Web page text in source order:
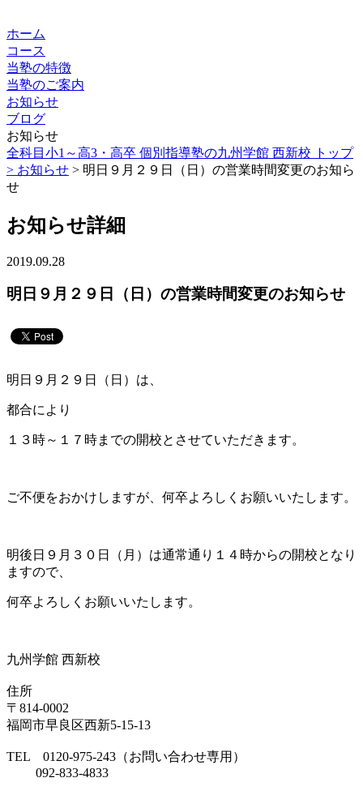
ホーム
コース
当塾の特徴
当塾のご案内
お知らせ
ブログ
お知らせ
全科目小1～高3・高卒 個別指導塾の九州学館 西新校 トップ
> お知らせ > 明日９月２９日（日）の営業時間変更のお知ら
せ
お知らせ詳細
2019.09.28
明日９月２９日（日）の営業時間変更のお知らせ
明日９月２９日（日）は、
都合により
１３時～１７時までの開校とさせていただきます。
ご不便をおかけしますが、何卒よろしくお願いいたします。
明後日９月３０日（月）は通常通り１４時からの開校となり
ますので、
何卒よろしくお願いいたします。
九州学館 西新校
住所
〒814-0002
福岡市早良区西新5-15-13
TEL 0120-975-243（お問い合わせ専用）
092-833-4833